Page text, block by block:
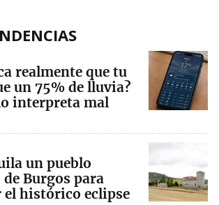
realmente que tu
un 75% de lluvia?
interpreta mal
un pueblo
Burgos para
histórico eclipse